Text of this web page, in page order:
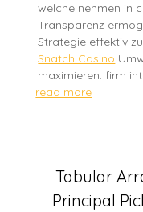
welche nehmen in
Transparenz
Strategie effektiv
Snatch Casino
maximieren. firm
read more
Tabular
Principal